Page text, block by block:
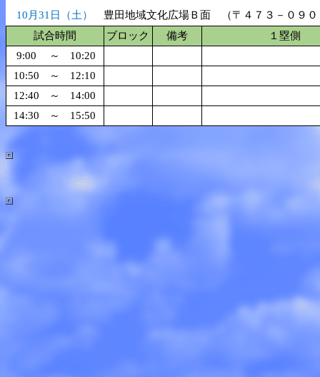
10月31日（土）
豊田地域文化広場Ｂ面 （〒４７３－０
試合時間
ブロック 備考
１塁側
9:00
～
10:20
10:50
～
12:10
12:40
～
14:00
14:30
～ 15:50